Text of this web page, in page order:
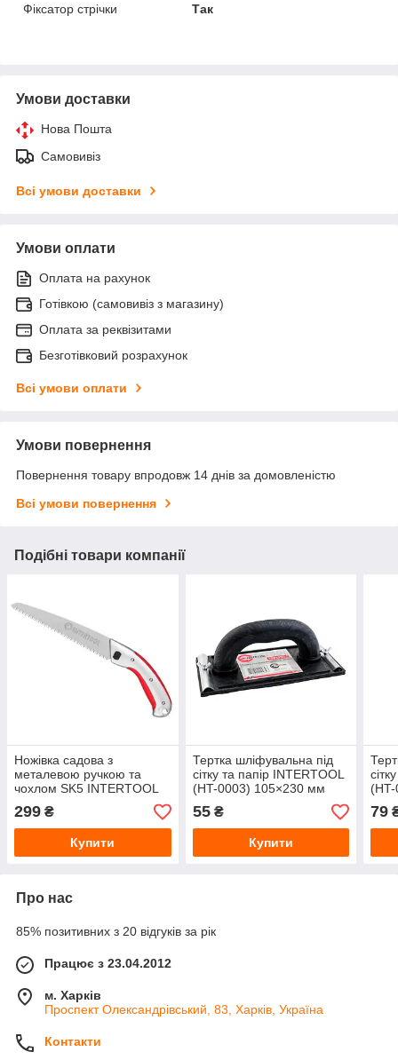
Фіксатор стрічки
Так
Умови доставки
Нова Пошта
Самовивіз
Всі умови доставки
Умови оплати
Оплата на рахунок
Готівкою (самовивіз з магазину)
Оплата за реквізитами
Безготівковий розрахунок
Всі умови оплати
Умови повернення
Повернення товару впродовж 14 днів за домовленістю
Всі умови повернення
Подібні товари компанії
Ножівка садова з
металевою ручкою та
чохлом SK5 INTERTOOL
(HT-3145) 210 мм
299 ₴
Купити
Тертка шліфувальна під
сітку та папір INTERTOOL
(HT-0003) 105×230 мм
55₴
Купити
79
Про нас
85% позитивних з 20 відгуків за рік
Працює з 23.04.2012
м. Харків
Проспект Олександрівський, 83, Харків, Україна
Контакти